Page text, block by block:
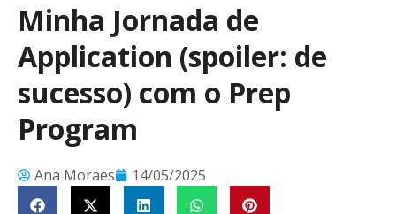
Minha Jornada de
Application (spoiler: de
sucesso) com o Prep
Program
Ana Moraes 14/05/2025